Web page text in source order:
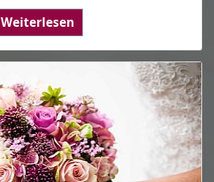
Weiterlesen